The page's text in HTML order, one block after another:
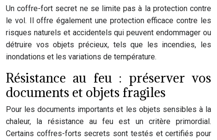
Un coffre-fort secret ne se limite pas à la protection contre
le vol. Il offre également une protection efficace contre les
risques naturels et accidentels qui peuvent endommager ou
détruire vos objets précieux, tels que les incendies, les
inondations et les variations de température.
Résistance au feu : préserver vos
documents et objets fragiles
Pour les documents importants et les objets sensibles à la
chaleur, la résistance au feu est un critère primordial.
Certains coffres-forts secrets sont testés et certifiés pour